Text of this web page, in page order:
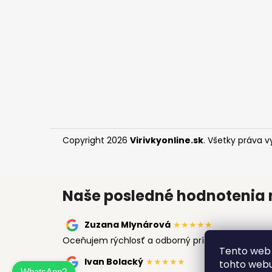
Tento
tohto
Copyright 2026 Virivkyonline.sk. Všetky práva
Naše posledné hodnotenia
Zuzana Mlynárová ★★★★★
Oceňujem rýchlosť a odborný prístup. Vírivka
Ivan Bolacký ★★★★★